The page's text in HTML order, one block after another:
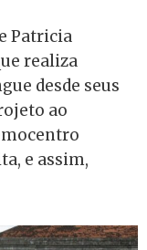
Patricia
realiza
desde seus
ao
e assim,